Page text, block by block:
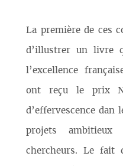
La première de ces
d’illustrer un livre
l’excellence
ont reçu le prix
d’effervescence
projets
chercheurs. Le fait